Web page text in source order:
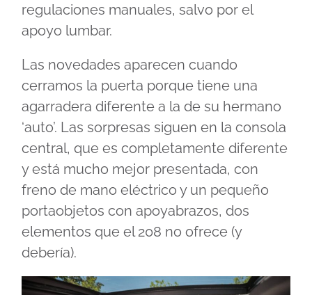
regulaciones manuales, salvo por el
apoyo lumbar.
Las novedades aparecen cuando
cerramos la puerta porque tiene una
agarradera diferente a la de su hermano
‘auto’. Las sorpresas siguen en la consola
central, que es completamente diferente
y está mucho mejor presentada, con
freno de mano eléctrico y un pequeño
portaobjetos con apoyabrazos, dos
elementos que el 208 no ofrece (y
debería).